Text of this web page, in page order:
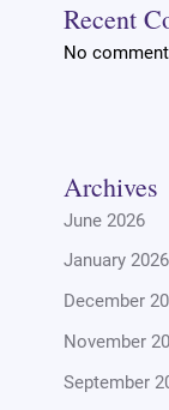
Recent
No
Archives
June 2026
January 2026
December
November
September